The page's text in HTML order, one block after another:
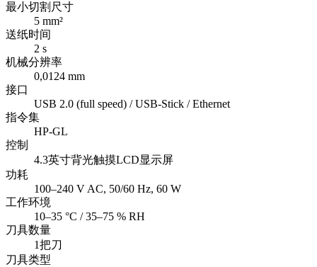
最小切割尺寸
5 mm²
送纸时间
2 s
机械分辨率
0,0124 mm
接口
USB 2.0 (full speed) / USB-Stick / Ethernet
指令集
HP-GL
控制
4.3英寸背光触摸LCD显示屏
功耗
100–240 V AC, 50/60 Hz, 60 W
工作环境
10–35 °C / 35–75 % RH
刀具数量
1把刀
刀具类型